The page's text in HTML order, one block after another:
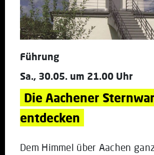
Führung
Sa., 30.05. um 21.00 Uhr
Die Aachener
entdecken
Dem Himmel über Aachen